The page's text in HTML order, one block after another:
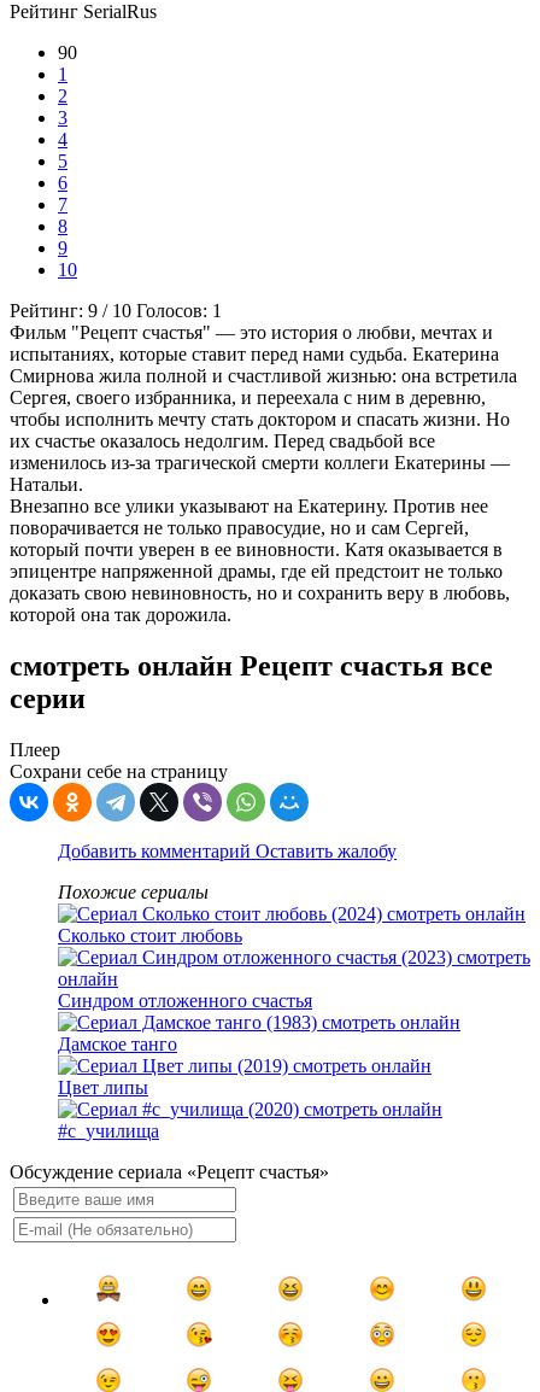
Рейтинг SerialRus
90
1
2
3
4
5
6
7
8
9
10
Рейтинг: 9 / 10 Голосов: 1
Фильм "Рецепт счастья" — это история о любви, мечтах и
испытаниях, которые ставит перед нами судьба. Екатерина
Смирнова жила полной и счастливой жизнью: она встретила
Сергея, своего избранника, и переехала с ним в деревню,
чтобы исполнить мечту стать доктором и спасать жизни. Но
их счастье оказалось недолгим. Перед свадьбой все
изменилось из-за трагической смерти коллеги Екатерины —
Натальи.
Внезапно все улики указывают на Екатерину. Против нее
поворачивается не только правосудие, но и сам Сергей,
который почти уверен в ее виновности. Катя оказывается в
эпицентре напряженной драмы, где ей предстоит не только
доказать свою невиновность, но и сохранить веру в любовь,
которой она так дорожила.
смотреть онлайн Рецепт счастья все
серии
Плеер
Сохрани себе на страницу
Добавить комментарий Оставить жалобу
Похожие сериалы
Сколько стоит любовь
Синдром отложенного счастья
Дамское танго
Цвет липы
#c_училища
Обсуждение сериала «Рецепт счастья»